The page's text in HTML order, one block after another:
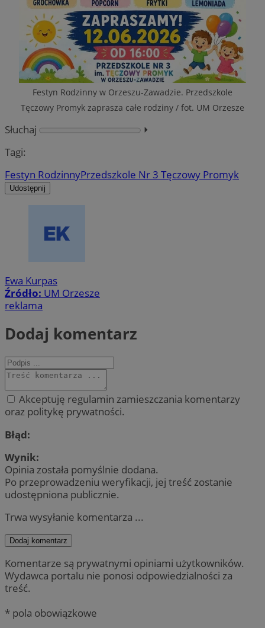
Festyn Rodzinny w Orzeszu-Zawadzie. Przedszkole
Tęczowy Promyk zaprasza całe rodziny / fot. UM Orzesze
Słuchaj
⏵︎
Tagi:
Festyn RodzinnyPrzedszkole Nr 3 Tęczowy Promyk
Udostępnij
Ewa Kurpas
Źródło: UM Orzesze
reklama
Dodaj komentarz
Akceptuję regulamin zamieszczania komentarzy
oraz politykę prywatności.
Błąd:
Wynik:
Opinia została pomyślnie dodana.
Po przeprowadzeniu weryfikacji, jej treść zostanie
udostępniona publicznie.
Trwa wysyłanie komentarza ...
Dodaj komentarz
Komentarze są prywatnymi opiniami użytkowników.
Wydawca portalu nie ponosi odpowiedzialności za
treść.
* pola obowiązkowe